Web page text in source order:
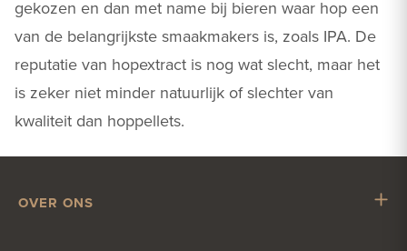
gekozen en dan met name bij bieren waar hop een
van de belangrijkste smaakmakers is, zoals IPA. De
reputatie van hopextract is nog wat slecht, maar het
is zeker niet minder natuurlijk of slechter van
kwaliteit dan hoppellets.
OVER ONS